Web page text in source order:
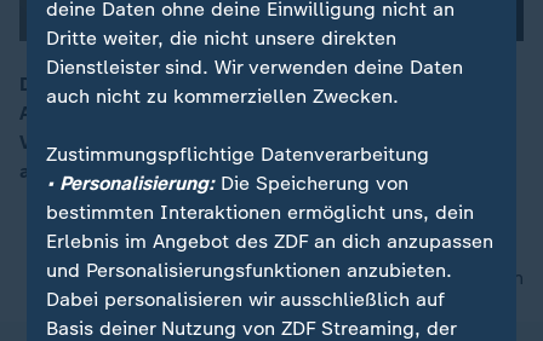
Die Grünen startet ihren Wahlkampf. Bundesministerin
Annalena Baerbock betont, dass sie "vor
Verantwortung nicht weglaufen". Somit soll unter
anderem auch die Ukraine weiter unterstützt werden.
nach oben
deine Daten ohne deine Einwilligung nicht an
Dritte weiter, die nicht unsere direkten
Dienstleister sind. Wir verwenden deine Daten
auch nicht zu kommerziellen Zwecken.
Zustimmungspflichtige Datenverarbeitung
• Personalisierung:Die Speicherung von
bestimmten Interaktionen ermöglicht uns, dein
Erlebnis im Angebot des ZDF an dich anzupassen
und Personalisierungsfunktionen anzubieten.
Dabei personalisieren wir ausschließlich auf
Basis deiner Nutzung von ZDF Streaming, der